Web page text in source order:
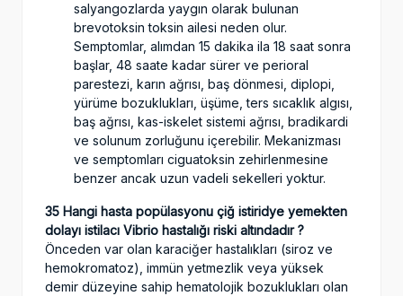
salyangozlarda yaygın olarak bulunan
brevotoksin toksin ailesi neden olur.
Semptomlar, alımdan 15 dakika ila 18 saat sonra
başlar, 48 saate kadar sürer ve perioral
parestezi, karın ağrısı, baş dönmesi, diplopi,
yürüme bozuklukları, üşüme, ters sıcaklık algısı,
baş ağrısı, kas-iskelet sistemi ağrısı, bradikardi
ve solunum zorluğunu içerebilir. Mekanizması
ve semptomları ciguatoksin zehirlenmesine
benzer ancak uzun vadeli sekelleri yoktur.
35 Hangi hasta popülasyonu çiğ istiridye yemekten
dolayı istilacı Vibrio hastalığı riski altındadır ?
Önceden var olan karaciğer hastalıkları (siroz ve
hemokromatoz), immün yetmezlik veya yüksek
demir düzeyine sahip hematolojik bozuklukları olan